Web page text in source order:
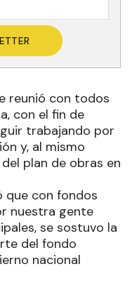
reunió con todos
con el fin de
trabajando por
y, al mismo
plan de obras en
que con fondos
nuestra gente
se sostuvo la
del fondo
nacional